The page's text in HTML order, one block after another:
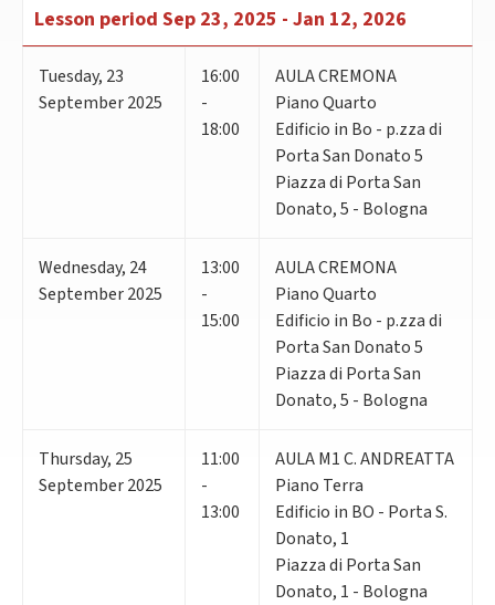
Lesson period Sep 23, 2025 - Jan 12, 2026
Tuesday, 23
September 2025
16:00
-
18:00
AULA CREMONA
Piano Quarto
Edificio in Bo - p.zza di
Porta San Donato 5
Piazza di Porta San
Donato, 5 - Bologna
Wednesday, 24
September 2025
13:00
-
15:00
AULA CREMONA
Piano Quarto
Edificio in Bo - p.zza di
Porta San Donato 5
Piazza di Porta San
Donato, 5 - Bologna
Thursday, 25
September 2025
11:00
-
13:00
AULA M1 C. ANDREATTA
Piano Terra
Edificio in BO - Porta S.
Donato, 1
Piazza di Porta San
Donato, 1 - Bologna